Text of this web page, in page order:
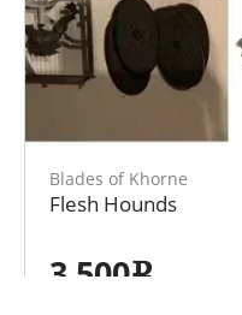
Blades of Khorne
Flesh Hounds
3 500e